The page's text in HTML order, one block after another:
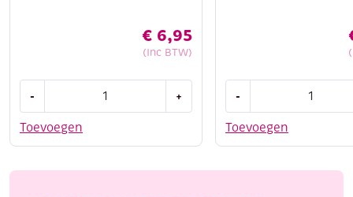
€ 6,95
(Inc BTW)
Toevoegen
-
/
ml,
+
Toevoegen
-
acrylmarker
aantal